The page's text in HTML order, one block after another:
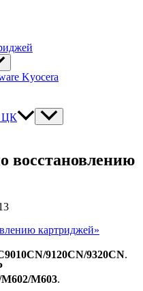
Kyocera
ЦК
восстановлению
картриджей»
9120CN/9320CN.
M602/M603.